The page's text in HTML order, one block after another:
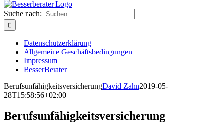
Suche nach:
Datenschutzerklärung
Allgemeine Geschäftsbedingungen
Impressum
BesserBerater
BerufsunfähigkeitsversicherungDavid Zahn2019-05-
28T15:58:56+02:00
Berufsunfähigkeitsversicherung